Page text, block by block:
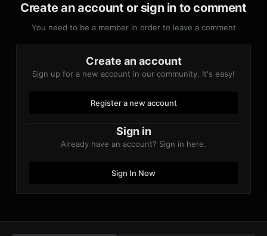
Create an account or sign in to comment
You need to be a member in order to leave a comment
Create an account
Sign up for a new account in our community. It's easy!
Register a new account
Sign in
Already have an account? Sign in here.
Sign In Now